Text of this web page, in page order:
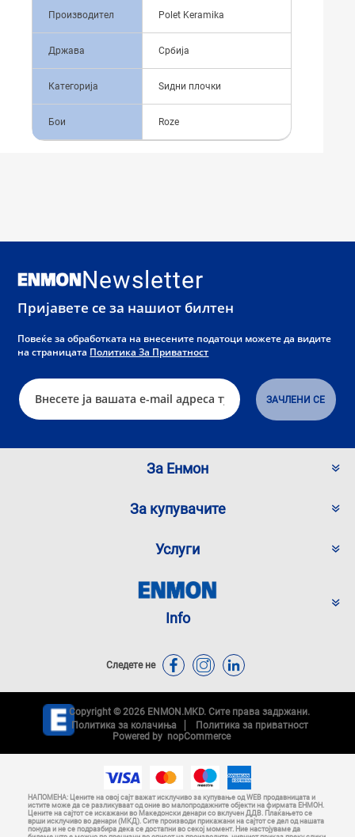
Производител Polet Keramika
Држава Србија
Категорија Ѕидни плочки
Бои Roze
Newsletter
Пријавете се за нашиот билтен
Повеќе за обработката на внесените податоци можете да видите
на страницата Политика За Приватност
За Енмон
За купувачите
Услуги
Info
Следете не
Copyright © 2026 ENMON.MKD. Сите права задржани.
Политика за колачиња
Политика за приватност
Powered by nopCommerce
НАПОМЕНА: Цените на овој сајт важат исклучиво за купување од WEB продавницата и
истите може да се разликуваат од оние во малопродажните објекти на фирмата ЕНМОН.
Цените на сајтот се искажани во Македонски денари со вклучен ДДВ. Плаќањето се
врши исклучиво во денари (МКД). Сите производи прикажани на сајтот се дел од нашата
понуда и не се подразбира дека се достапни во секој момент. Ние настојуваме да